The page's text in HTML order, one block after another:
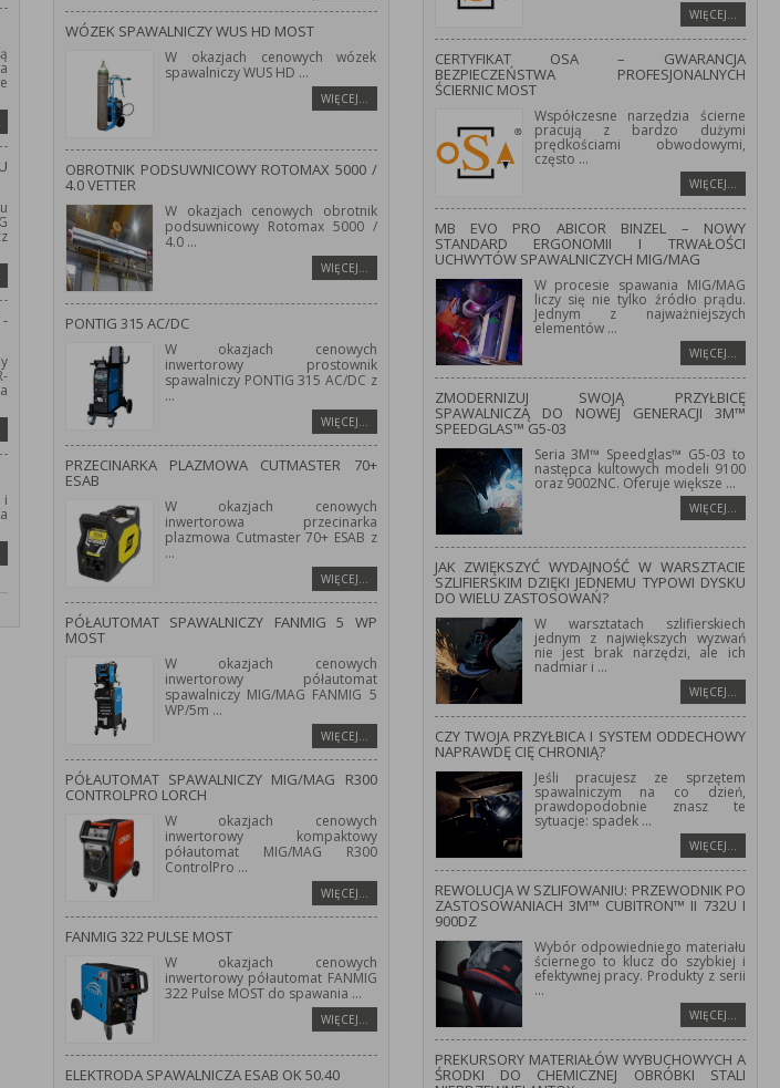
-
i
WÓZEK SPAWALNICZY WUS HD MOST
W okazjach cenowych wózek
spawalniczy WUS HD ...
WIĘCEJ…
OBROTNIK PODSUWNICOWY ROTOMAX 5000 /
4.0 VETTER
W okazjach cenowych obrotnik
podsuwnicowy Rotomax 5000 /
4.0 ...
WIĘCEJ…
PONTIG 315 AC/DC
W okazjach cenowych
inwertorowy prostownik
spawalniczy PONTIG 315 AC/DC z
...
WIĘCEJ…
PRZECINARKA PLAZMOWA CUTMASTER 70+
ESAB
W okazjach cenowych
inwertorowa przecinarka
plazmowa Cutmaster 70+ ESAB z
...
WIĘCEJ…
PÓŁAUTOMAT SPAWALNICZY FANMIG 5 WP
MOST
W okazjach cenowych
inwertorowy półautomat
spawalniczy MIG/MAG FANMIG 5
WP/5m ...
WIĘCEJ…
PÓŁAUTOMAT SPAWALNICZY MIG/MAG R300
CONTROLPRO LORCH
W okazjach cenowych
inwertorowy kompaktowy
półautomat MIG/MAG R300
ControlPro ...
WIĘCEJ…
FANMIG 322 PULSE MOST
W okazjach cenowych
inwertorowy półautomat FANMIG
322 Pulse MOST do spawania ...
WIĘCEJ…
ELEKTRODA SPAWALNICZA ESAB OK 50.40
WIĘCEJ…
CERTYFIKAT OSA – GWARANCJA
BEZPIECZEŃSTWA PROFESJONALNYCH
ŚCIERNIC MOST
Współczesne narzędzia ścierne
pracują z bardzo dużymi
prędkościami obwodowymi,
często ...
WIĘCEJ…
MB EVO PRO ABICOR BINZEL – NOWY
STANDARD ERGONOMII I TRWAŁOŚCI
UCHWYTÓW SPAWALNICZYCH MIG/MAG
W procesie spawania MIG/MAG
liczy się nie tylko źródło prądu.
Jednym z najważniejszych
elementów...
WIĘCEJ…
ZMODERNIZUJ SWOJĄ PRZYŁBICĘ
SPAWALNICZĄ DO NOWEJ GENERACJI 3M™
SPEEDGLAS™ G5-03
Seria 3M™ Speedglas™ G5-03 to
następca kultowych modeli 9100
oraz 9002NC. Oferuje większe ...
WIĘCEJ…
JAK ZWIĘKSZYĆ WYDAJNOŚĆ W WARSZTACIE
SZLIFIERSKIM DZIĘKI JEDNEMU TYPOWI DYSKU
DO WIELU ZASTOSOWAŃ?
W warsztatach szlifierskiech
jednym z największych wyzwań
nie jest brak narzędzi, ale ich
nadmiar i ...
WIĘCEJ…
CZY TWOJA PRZYŁBICA I SYSTEM ODDECHOWY
NAPRAWDĘ CIĘ CHRONIĄ?
Jeśli pracujesz ze sprzętem
spawalniczym na co dzień,
prawdopodobnie znasz te
sytuacje: spadek...
WIĘCEJ…
REWOLUCJA W SZLIFOWANIU: PRZEWODNIK PO
ZASTOSOWANIACH 3M™ CUBITRON™ II 732U I
900DZ
Wybór odpowiedniego materiału
ściernego to klucz do szybkiej i
efektywnej pracy. Produkty z serii
...
WIĘCEJ…
PREKURSORY MATERIAŁÓW WYBUCHOWYCH A
ŚRODKI DO CHEMICZNEJ OBRÓBKI STALI